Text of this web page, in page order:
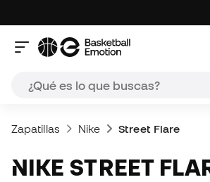
Zapatillas Nike Street Flare
NIKE STREET